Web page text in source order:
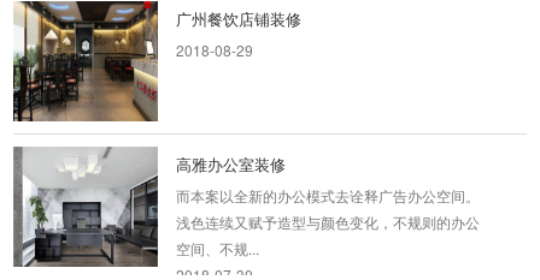
浅色连续又赋予造型与颜色变化，不规则的办公
空间、不规...
2018-07-30